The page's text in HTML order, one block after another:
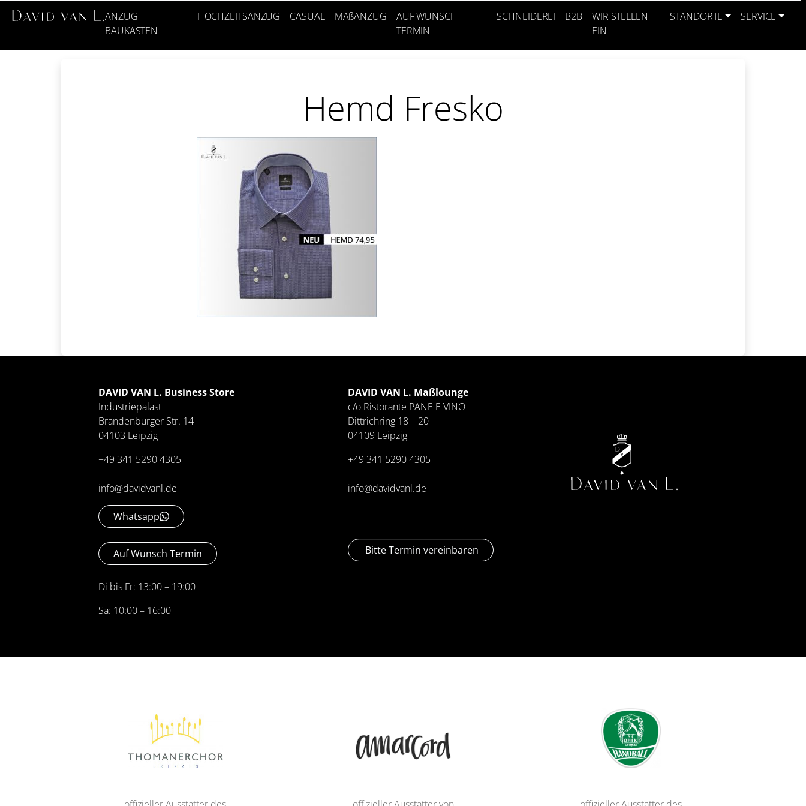
ANZUG-
BAUKASTEN
HOCHZEITSANZUG CASUAL MAßANZUG
AUF WUNSCH
TERMIN
SCHNEIDEREI B2B
WIR STELLEN
EIN
STANDORTE SERVICE
Hemd Fresko
DAVID VAN L. Business Store
Industriepalast
Brandenburger Str. 14
04103 Leipzig
+49 341 5290 4305
info@davidvanl.de
Whatsapp
Auf Wunsch Termin
Di bis Fr: 13:00 – 19:00
Sa: 10:00 – 16:00
DAVID VAN L. Maßlounge
c/o Ristorante PANE E VINO
Dittrichring 18 – 20
04109 Leipzig
+49 341 5290 4305
info@davidvanl.de
Bitte Termin vereinbaren